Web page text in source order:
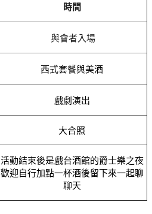
時間
與會者入場
西式套餐與美酒
戲劇演出
大合照
活動結束後是戲台酒館的爵士樂之夜
歡迎自行加點一杯酒後留下來一起聊
聊天